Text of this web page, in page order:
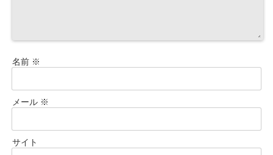
名前 ※
メール ※
サイト